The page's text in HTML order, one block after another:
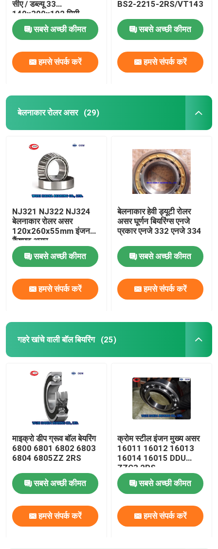
सीए / डब्ल्यू 33
140x300x102 मिमी
सबसे अच्छी कीमत
हमसे संपर्क करें
BS2-2215-2RS/VT143
सबसे अच्छी कीमत
हमसे संपर्क करें
बेलनाकार रोलर असर (29)
NJ321 NJ322 NJ324
बेलनाकार रोलर असर
120x260x55mm इंजन
कैंषफ़्ट असर
सबसे अच्छी कीमत
हमसे संपर्क करें
बेलनाकार हेवी ड्यूटी रोलर
असर घूर्णन बियरिंग्स एनजे
प्रकार एनजे 332 एनजे 334
सबसे अच्छी कीमत
हमसे संपर्क करें
गहरे खांचे वाली बॉल बियरिंग (25)
माइक्रो डीप ग्रूव बॉल बेयरिंग
6800 6801 6802 6803
6804 6805ZZ 2RS
सबसे अच्छी कीमत
हमसे संपर्क करें
क्रोम स्टील इंजन मुख्य असर
16011 16012 16013
16014 16015 DDU
ZZC3 2RS
सबसे अच्छी कीमत
हमसे संपर्क करें